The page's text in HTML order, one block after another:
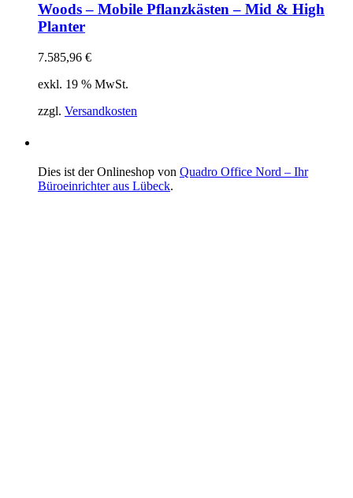
Woods – Mobile Pflanzkästen – Mid & High
Planter
7.585,96 €
exkl. 19 % MwSt.
zzgl. Versandkosten
Dies ist der Onlineshop von Quadro Office Nord – Ihr
Büroeinrichter aus Lübeck.